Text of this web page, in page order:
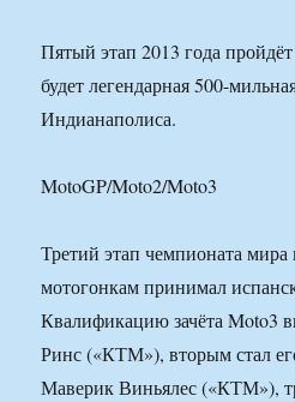
Пятый этап 2013 года
будет легендарная 500-
Индианаполиса.
MotoGP/Moto2/Moto3
Третий этап чемпионата
мотогонкам принимал
Квалификацию зачёта Moto3
Ринс («КТМ»), вторым стал
Маверик Виньялес («КТМ»),